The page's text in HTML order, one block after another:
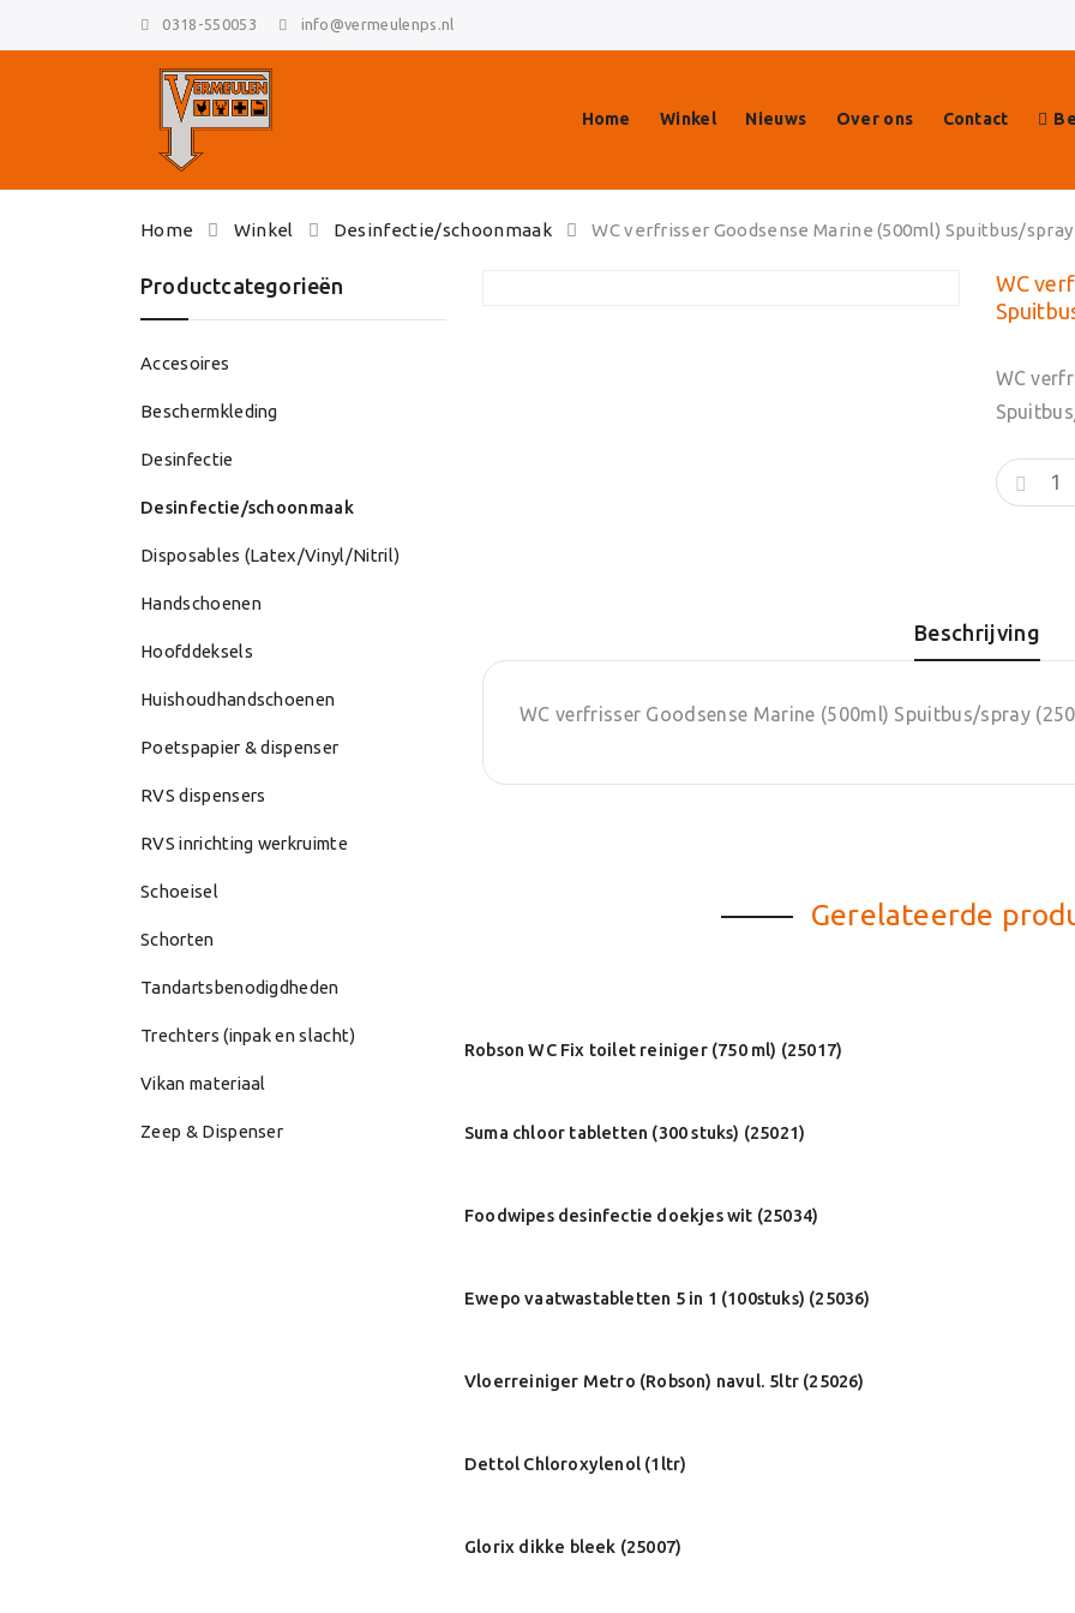
0318-550053 info@vermeulenps.nl
Home Winkel Nieuws Over ons Contact
to
content
Home Winkel Desinfectie/schoonmaak WC verfrisser Goodsense Marine (500ml) Spuitbus/spray
Productcategorieën
Accesoires
Beschermkleding
Desinfectie
Desinfectie/schoonmaak
Disposables (Latex/Vinyl/Nitril)
Handschoenen
Hoofddeksels
Huishoudhandschoenen
Poetspapier & dispenser
RVS dispensers
RVS inrichting werkruimte
Schoeisel
Schorten
Tandartsbenodigdheden
Trechters (inpak en slacht)
Vikan materiaal
Zeep & Dispenser
WC
WC
WC
verfrisser
aantal
Beschrijving
WC verfrisser Goodsense Marine (500ml) Spuitbus/spray
Gerelateerde
Robson WC Fix toilet reiniger (750 ml) (25017)
Suma chloor tabletten (300 stuks) (25021)
Foodwipes desinfectie doekjes wit (25034)
Ewepo vaatwastabletten 5 in 1 (100stuks) (25036)
Vloerreiniger Metro (Robson) navul. 5ltr (25026)
Dettol Chloroxylenol (1ltr)
Glorix dikke bleek (25007)